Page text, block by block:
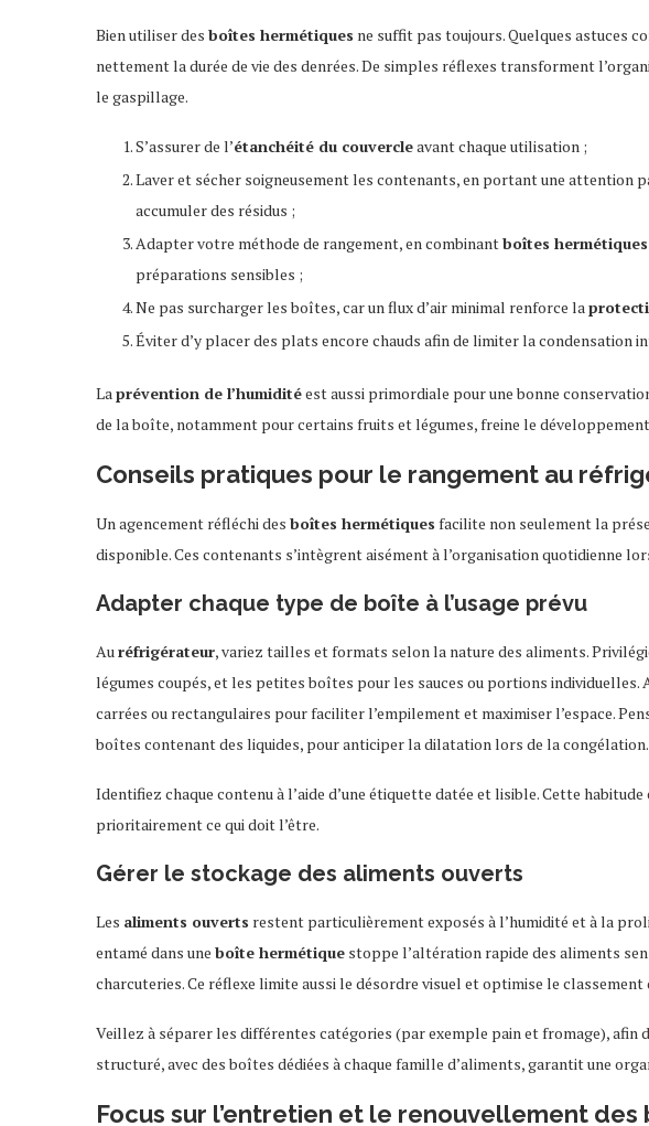
Bien utiliser des boîtes hermétiques ne suffit pas toujours. Quelques astuces
nettement la durée de vie des denrées. De simples réflexes transforment
le gaspillage.
S’assurer de l’étanchéité du couvercleavant chaque utilisation ;
Laver et sécher soigneusement les contenants, en portant une attention
accumuler des résidus ;
Adapter votre méthode de rangement, en combinantboîtes hermétiques
préparations sensibles ;
Ne pas surcharger les boîtes, car un flux d’air minimal renforce la
Éviter d’y placer des plats encore chauds afin de limiter la condensation
Laprévention de l’humiditéest aussi primordiale pour une bonne
de la boîte, notamment pour certains fruits et légumes, freine le
Conseils pratiques pour le rangement au
Un agencement réfléchi des boîtes hermétiques facilite non seulement la
disponible. Ces contenants s’intègrent aisément à l’organisation quotidienne
Adapter chaque type de boîte à l’usage prévu
Auréfrigérateur, variez tailles et formats selon la nature des aliments.
légumes coupés, et les petites boîtes pour les sauces ou portions individuelles.
carrées ou rectangulaires pour faciliter l’empilement et maximiser l’espace.
boîtes contenant des liquides, pour anticiper la dilatation lors de la congélation.
Identifiez chaque contenu à l’aide d’une étiquette datée et lisible. Cette
prioritairement ce qui doit l’être.
Gérer le stockage des aliments ouverts
Les aliments ouverts restent particulièrement exposés à l’humidité et à la
entamé dans une boîte hermétique stoppe l’altération rapide des aliments
charcuteries. Ce réflexe limite aussi le désordre visuel et optimise le classement
Veillez à séparer les différentes catégories (par exemple pain et fromage), afin
structuré, avec des boîtes dédiées à chaque famille d’aliments, garantit une
Focus sur l’entretien et le renouvellement